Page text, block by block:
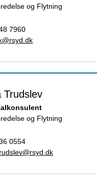
og Flytning
7960
Trudslev
og Flytning
0554